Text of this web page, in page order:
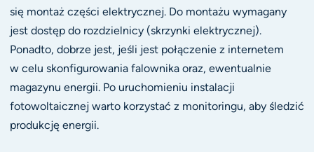
się montaż części elektrycznej. Do montażu wymagany
jest dostęp do rozdzielnicy (skrzynki elektrycznej).
Ponadto, dobrze jest, jeśli jest połączenie z internetem
w celu skonfigurowania falownika oraz, ewentualnie
magazynu energii. Po uruchomieniu instalacji
fotowoltaicznej warto korzystać z monitoringu, aby śledzić
produkcję energii.